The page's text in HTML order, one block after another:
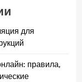
для
правила,